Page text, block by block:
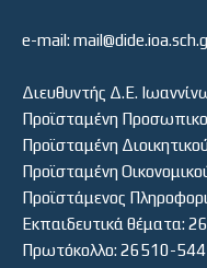
e-mail:
Διευθυντής Δ.Ε.
Προϊσταμένη
Προϊσταμένη
Προϊσταμένη
Προϊστάμενος
Εκπαιδευτικά θέματα:
Πρωτόκολλο: 26510-